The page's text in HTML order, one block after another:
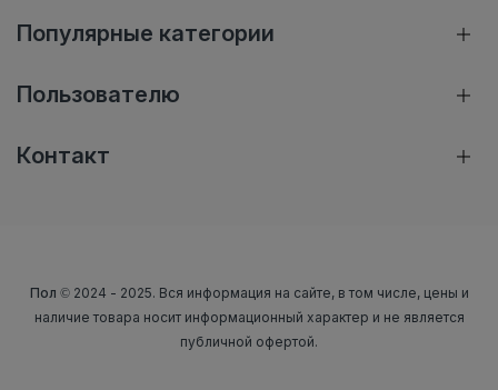
Популярные категории
Пользователю
Контакт
Пол © 2024 - 2025. Вся информация на сайте, в том числе, цены и
наличие товара носит информационный характер и не является
публичной офертой.